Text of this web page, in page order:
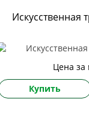
Искусственная
Цена
Купить